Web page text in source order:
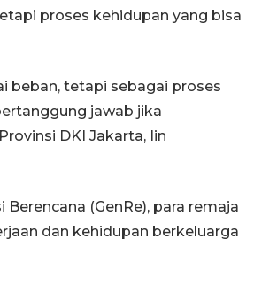
proses kehidupan yang bisa
beban, tetapi sebagai proses
jawab jika
DKI Jakarta, Iin
(GenRe), para remaja
dan kehidupan berkeluarga